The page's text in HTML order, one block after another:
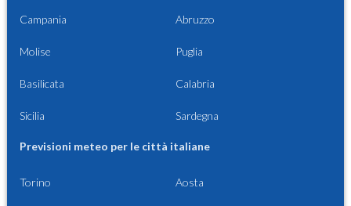
Campania Abruzzo
Molise Puglia
Basilicata Calabria
Sicilia Sardegna
Previsioni meteo per le città italiane
Torino Aosta